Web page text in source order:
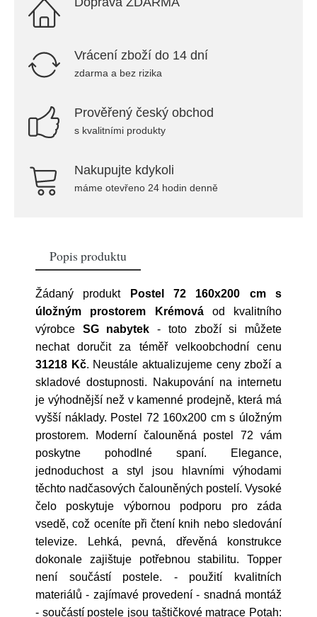
Vrácení zboží do 14 dní
zdarma a bez rizika
Prověřený český obchod
s kvalitními produkty
Nakupujte kdykoli
máme otevřeno 24 hodin denně
Popis produktu
Žádaný produkt
Postel 72 160x200 cm s
úložným prostorem Krémováod kvalitního
výrobce SG nabytek - toto zboží si můžete
nechat doručit za téměř velkoobchodní cenu
31218 Kč. Neustále aktualizujeme ceny zboží a
skladové dostupnosti. Nakupování na internetu
je výhodnější než v kamenné prodejně, která má
vyšší náklady. Postel 72 160x200 cm s úložným
prostorem. Moderní čalouněná postel 72 vám
poskytne pohodlné spaní. Elegance,
jednoduchost a styl jsou hlavními výhodami
těchto nadčasových čalouněných postelí. Vysoké
čelo poskytuje výbornou podporu pro záda
vsedě, což oceníte při čtení knih nebo sledování
televize. Lehká, pevná, dřevěná konstrukce
dokonale zajištuje potřebnou stabilitu. Topper
není součástí postele. - použití kvalitních
materiálů - zajímavé provedení - snadná montáž
- součástí postele jsou taštičkové matrace Potah: